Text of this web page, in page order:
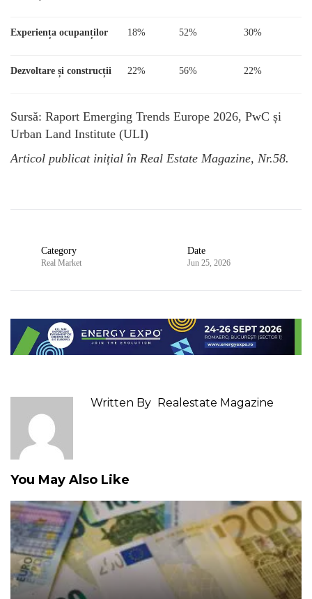
Experiența ocupanților 18% 52% 30%
Dezvoltare și construcții 22% 56% 22%
Sursă: Raport Emerging Trends Europe 2026, PwC și
Urban Land Institute (ULI)
Articol publicat inițial în Real Estate Magazine, Nr.58.
Category
Real Market
Date
Jun 25, 2026
Written By Realestate Magazine
You May Also Like